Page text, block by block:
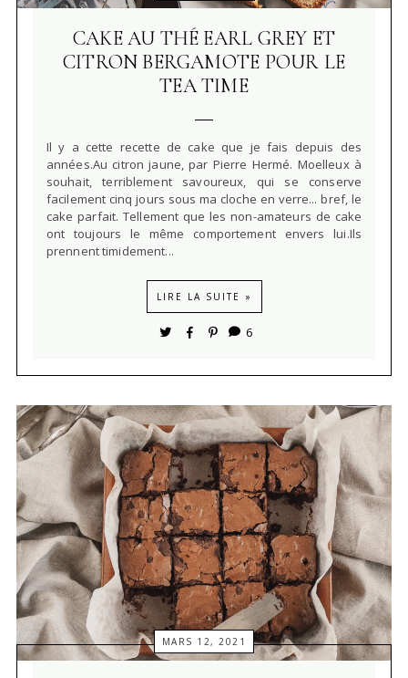
CAKE AU THÉ EARL GREY ET
CITRON BERGAMOTE POUR LE
TEA TIME
Il y a cette recette de cake que je fais depuis des
années.Au citron jaune, par Pierre Hermé. Moelleux à
souhait, terriblement savoureux, qui se conserve
facilement cinq jours sous ma cloche en verre... bref, le
cake parfait. Tellement que les non-amateurs de cake
ont toujours le même comportement envers lui.Ils
prennent timidement...
LIRE LA SUITE »
6
MARS 12, 2021